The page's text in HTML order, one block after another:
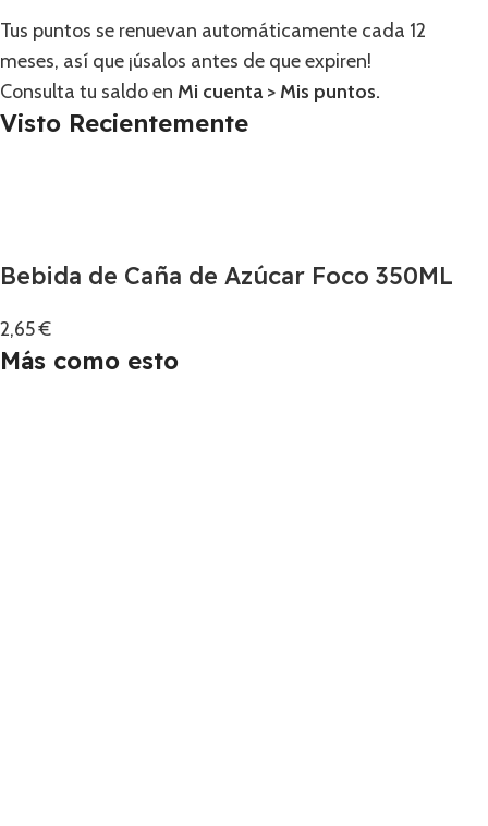
Tus puntos se renuevan automáticamente cada 12
meses, así que ¡úsalos antes de que expiren!
Consulta tu saldo en Mi cuenta >Mis puntos.
Visto Recientemente
Bebida de Caña de Azúcar Foco 350ML
2,65€
Más como esto